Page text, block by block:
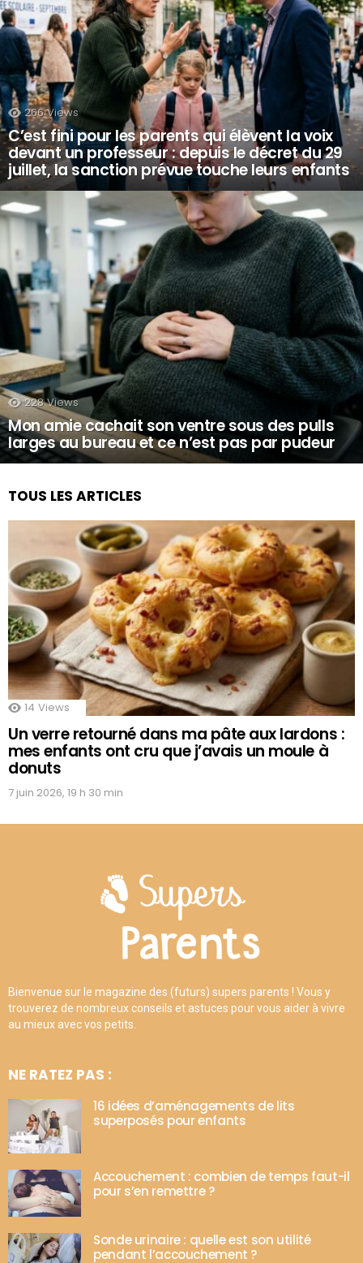
266 Views
C’est fini pour les parents qui élèvent la voix
devant un professeur : depuis le décret du 29
juillet, la sanction prévue touche leurs enfants
228 Views
Mon amie cachait son ventre sous des pulls
larges au bureau et ce n’est pas par pudeur
TOUS LES ARTICLES
14 Views
Un verre retourné dans ma pâte aux lardons :
mes enfants ont cru que j’avais un moule à
donuts
7 juin 2026, 19 h 30 min
Bienvenue sur le magazine des (futurs) supers parents ! Vous y
trouverez de nombreux conseils et astuces pour vous aider à vivre
au mieux avec vos petits.
NE RATEZ PAS :
16 idées d’aménagements de lits
superposés pour enfants
Accouchement : combien de temps faut-il
pour s’en remettre ?
Sonde urinaire : quelle est son utilité
pendant l’accouchement ?